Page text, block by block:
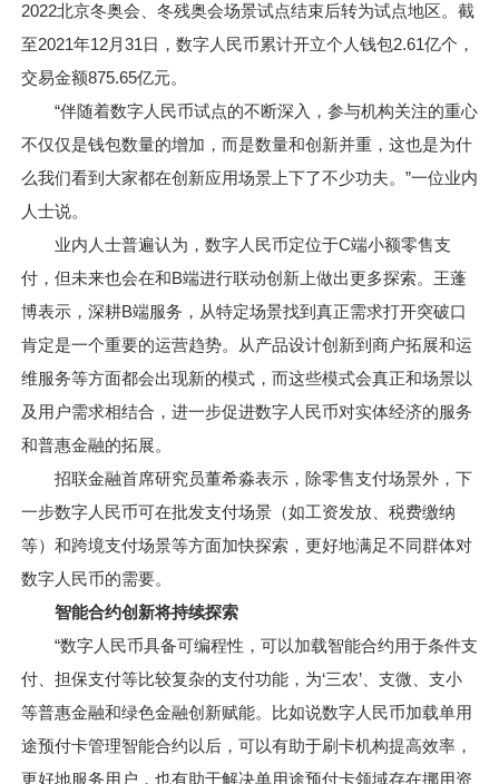
2022北京冬奥会、冬残奥会场景试点结束后转为试点地区。截
至2021年12月31日，数字人民币累计开立个人钱包2.61亿个，
交易金额875.65亿元。
“伴随着数字人民币试点的不断深入，参与机构关注的重心
不仅仅是钱包数量的增加，而是数量和创新并重，这也是为什
么我们看到大家都在创新应用场景上下了不少功夫。”一位业内
人士说。
业内人士普遍认为，数字人民币定位于C端小额零售支
付，但未来也会在和B端进行联动创新上做出更多探索。王蓬
博表示，深耕B端服务，从特定场景找到真正需求打开突破口
肯定是一个重要的运营趋势。从产品设计创新到商户拓展和运
维服务等方面都会出现新的模式，而这些模式会真正和场景以
及用户需求相结合，进一步促进数字人民币对实体经济的服务
和普惠金融的拓展。
招联金融首席研究员董希淼表示，除零售支付场景外，下
一步数字人民币可在批发支付场景（如工资发放、税费缴纳
等）和跨境支付场景等方面加快探索，更好地满足不同群体对
数字人民币的需要。
智能合约创新将持续探索
“数字人民币具备可编程性，可以加载智能合约用于条件支
付、担保支付等比较复杂的支付功能，为‘三农’、支微、支小
等普惠金融和绿色金融创新赋能。比如说数字人民币加载单用
途预付卡管理智能合约以后，可以有助于刷卡机构提高效率，
更好地服务用户，也有助于解决单用途预付卡领域存在挪用资